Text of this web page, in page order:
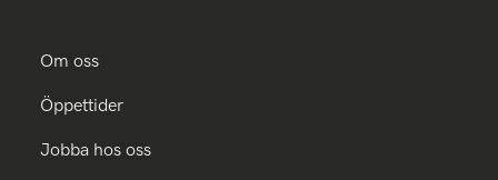
Om oss
Öppettider
Jobba hos oss